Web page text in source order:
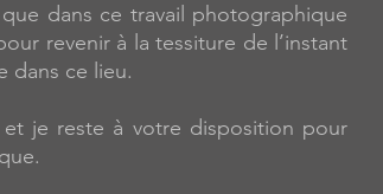
dans ce travail photographique
revenir à la tessiture de l’instant
dans ce lieu.
je reste à votre disposition pour